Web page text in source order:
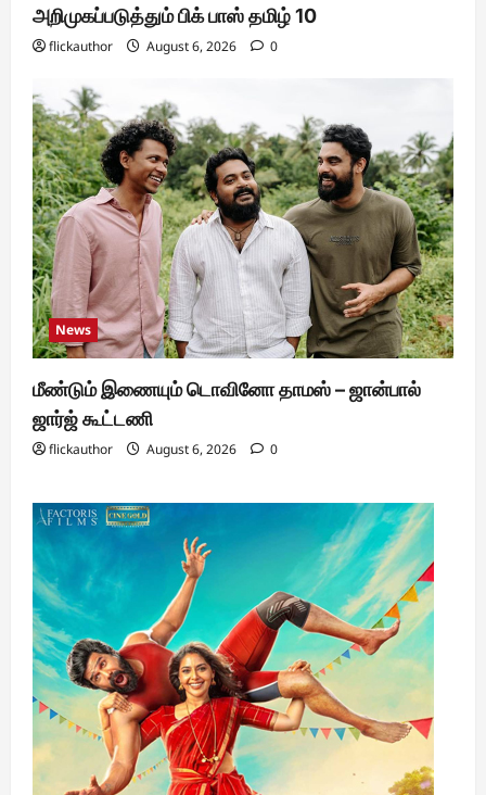
அறிமுகப்படுத்தும் பிக் பாஸ் தமிழ் 10
flickauthor August 6, 2026 0
News
மீண்டும் இணையும் டொவினோ தாமஸ் – ஜான்பால்
ஜார்ஜ் கூட்டணி
flickauthor August 6, 2026 0